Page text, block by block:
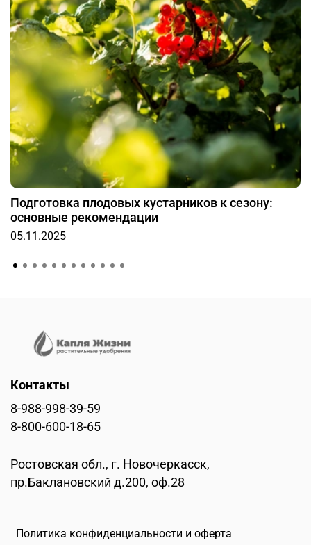
settings/product/razdel-tovary
Вы можете удалить или отредактировать демо-товар
в
бэк-офисевашего сайта в разделе "Товары"
Подготовка плодовых кустарников к сезону:
основные рекомендации
05.11.2025
Политика конфиденциальности и оферта
Контакты
8-988-998-39-59
8-800-600-18-65
Ростовская обл., г. Новочеркасск,
пр.Баклановский д.200, оф.28